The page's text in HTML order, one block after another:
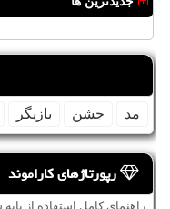
مد جشن بازیگر
رپورتاژهای کاراموند
راهنمای کامل استفاده از